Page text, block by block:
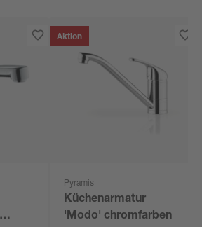
Aktion
Pyramis
Küchenarmatur
'Modo' chromfarben